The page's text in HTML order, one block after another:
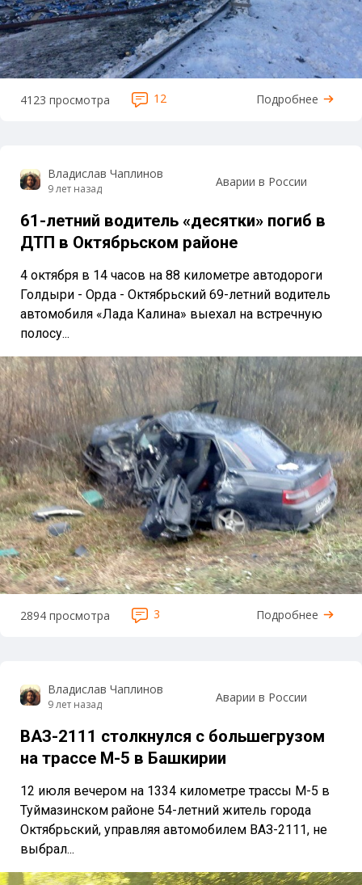
4123 просмотра 12 Подробнее
Владислав Чаплинов
9 лет назад Аварии в России
61-летний водитель «десятки» погиб в
ДТП в Октябрьском районе
4 октября в 14 часов на 88 километре автодороги
Голдыри - Орда - Октябрьский 69-летний водитель
автомобиля «Лада Калина» выехал на встречную
полосу...
2894 просмотра 3 Подробнее
Владислав Чаплинов
9 лет назад Аварии в России
ВАЗ-2111 столкнулся с большегрузом
на трассе М-5 в Башкирии
12 июля вечером на 1334 километре трассы М-5 в
Туймазинском районе 54-летний житель города
Октябрьский, управляя автомобилем ВАЗ-2111, не
выбрал...